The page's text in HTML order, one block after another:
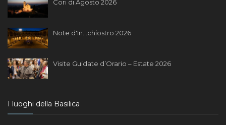
Cori di Agosto 2026
Note d'In...chiostro 2026
Visite Guidate d’Orario – Estate 2026
I luoghi della Basilica